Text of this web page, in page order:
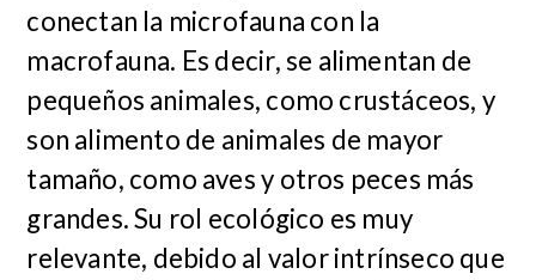
conectan la microfauna con la
macrofauna. Es decir, se alimentan de
pequeños animales, como crustáceos, y
son alimento de animales de mayor
tamaño, como aves y otros peces más
grandes. Su rol ecológico es muy
relevante, debido al valor intrínseco que